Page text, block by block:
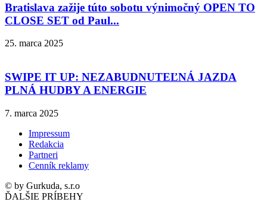
Bratislava zažije túto sobotu výnimočný OPEN TO
CLOSE SET od Paul...
25. marca 2025
SWIPE IT UP: NEZABUDNUTEĽNÁ JAZDA
PLNÁ HUDBY A ENERGIE
7. marca 2025
Impressum
Redakcia
Partneri
Cenník reklamy
© by Gurkuda, s.r.o
ĎALŠIE PRÍBEHY